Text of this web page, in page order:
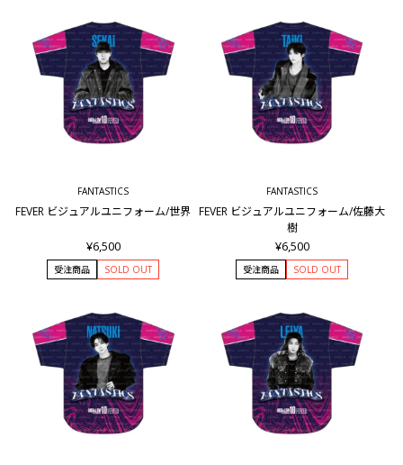
FANTASTICS
FEVER ビジュアルユニフォーム/世界
¥6,500
受注商品 SOLD OUT
FANTASTICS
FEVER ビジュアルユニフォーム/佐藤大
樹
¥6,500
受注商品 SOLD OUT